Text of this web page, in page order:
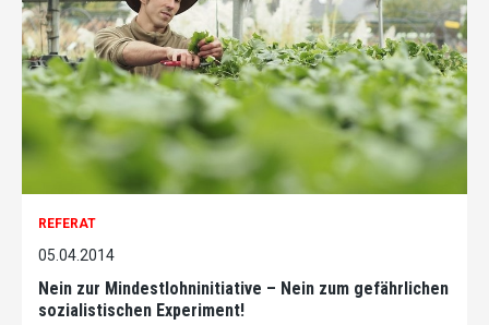
REFERAT
05.04.2014
Nein zur Mindestlohninitiative – Nein zum gefährlichen
sozialistischen Experiment!